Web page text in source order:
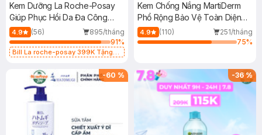
Kem Dưỡng La Roche-Posay
Giúp Phục Hồi Da Đa Công
Dụng 40ml
4.9 (56)
895/tháng
91%
Bill La roche-posay 399K Tặng
(SL có hạn)
Kem Chống Nắng MartiDerm
Phổ Rộng Bảo Vệ Toàn Diện
40ml
4.9 (110)
251/tháng
75%
-60 % -36%